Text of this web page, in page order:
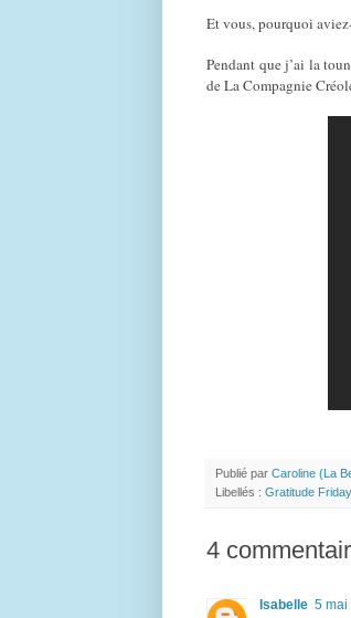
Et vous, pourquoi
Pendant que j’ai la
de La Compagnie
Publié par Caroline (La
Libellés : Gratitude Friday
4
Isabelle 5 mai